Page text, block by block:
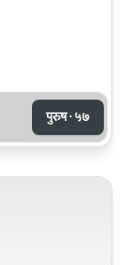
पुरुष · ५७